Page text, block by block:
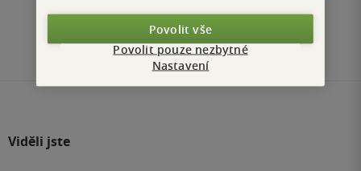
Články, které stojí za pozornost
Viděli jste
Povolit vše
Povolit pouze nezbytné
Nastavení